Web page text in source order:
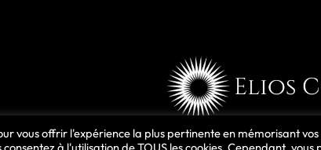
vous offrir l'expérience la plus pertinente en mémorisant